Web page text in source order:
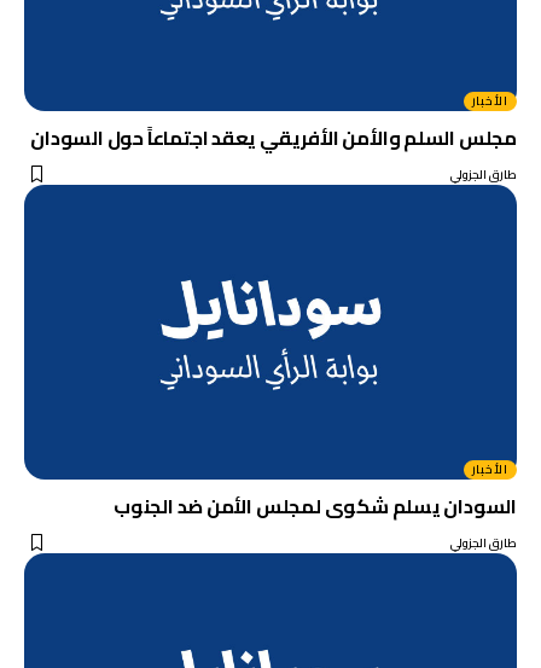
الأخبار
مجلس السلم والأمن الأفريقي يعقد اجتماعاً حول السودان
طارق الجزولي
الأخبار
السودان يسلم شكوى لمجلس الأمن ضد الجنوب
طارق الجزولي